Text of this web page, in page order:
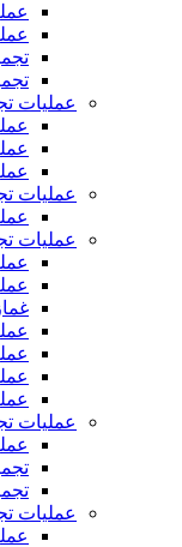
عمليات
عمليات
عمليات
عمليات
عمليات